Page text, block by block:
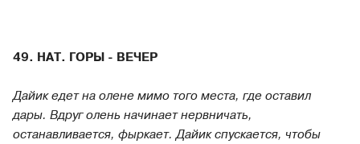
49. НАТ. ГОРЫ - ВЕЧЕР
Дайик едет на олене мимо того места, где оставил
дары. Вдруг олень начинает нервничать,
останавливается, фыркает. Дайик спускается, чтобы